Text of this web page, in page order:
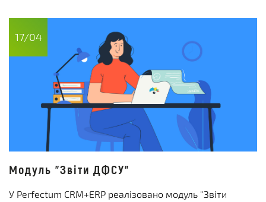
17/04
Модуль "Звіти ДФСУ"
У Perfectum CRM+ERP реалізовано модуль "Звіти